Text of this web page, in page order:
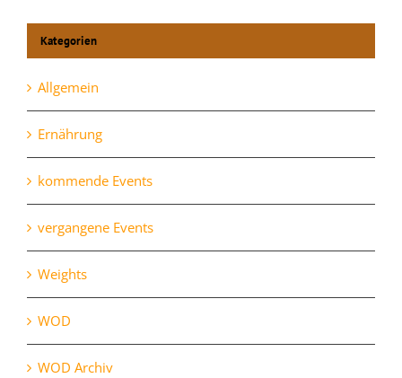
Kategorien
Allgemein
Ernährung
kommende Events
vergangene Events
Weights
WOD
WOD Archiv